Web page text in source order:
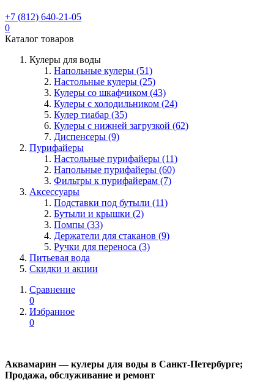
+7 (812) 640-21-05
0
Каталог товаров
Кулеры для воды
Напольные кулеры (51)
Настольные кулеры (25)
Кулеры со шкафчиком (43)
Кулеры с холодильником (24)
Кулер тиабар (35)
Кулеры с нижней загрузкой (62)
Диспенсеры (9)
Пурифайеры
Настольные пурифайеры (11)
Напольные пурифайеры (60)
Фильтры к пурифайерам (7)
Аксессуары
Подставки под бутыли (11)
Бутыли и крышки (2)
Помпы (33)
Держатели для стаканов (9)
Ручки для переноса (3)
Питьевая вода
Скидки и акции
Сравнение
0
Избранное
0
Аквамарин — кулеры для воды в Санкт-Петербурге;
Продажа, обслуживание и ремонт